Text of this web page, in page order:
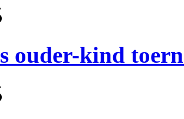
ouder-kind